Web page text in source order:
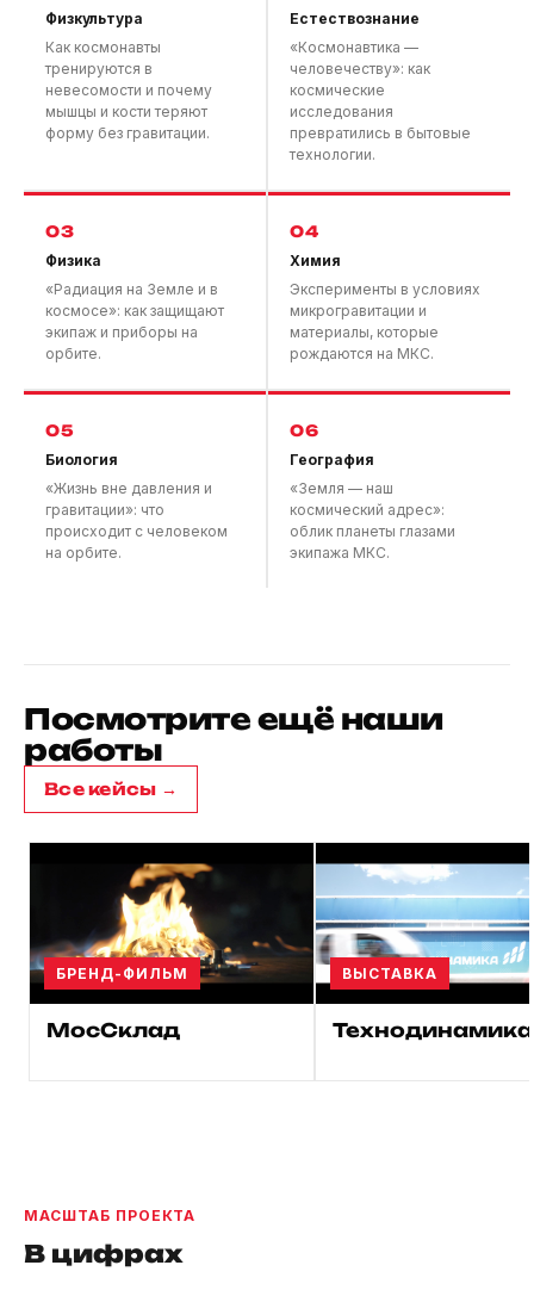
Физкультура
Как космонавты
тренируются в
невесомости и почему
мышцы и кости теряют
форму без гравитации.
Естествознание
«Космонавтика —
человечеству»: как
космические
исследования
превратились в бытовые
технологии.
03
Физика
«Радиация на Земле и в
космосе»: как защищают
экипаж и приборы на
орбите.
04
Химия
Эксперименты в условиях
микрогравитации и
материалы, которые
рождаются на МКС.
05
Биология
«Жизнь вне давления и
гравитации»: что
происходит с человеком
на орбите.
06
География
«Земля — наш
космический адрес»:
облик планеты глазами
экипажа МКС.
Посмотрите ещё наши
работы
Все кейсы →
БРЕНД-ФИЛЬМ
МосСклад
ВЫСТАВКА
Технодинамика
МАСШТАБ ПРОЕКТА
В цифрах